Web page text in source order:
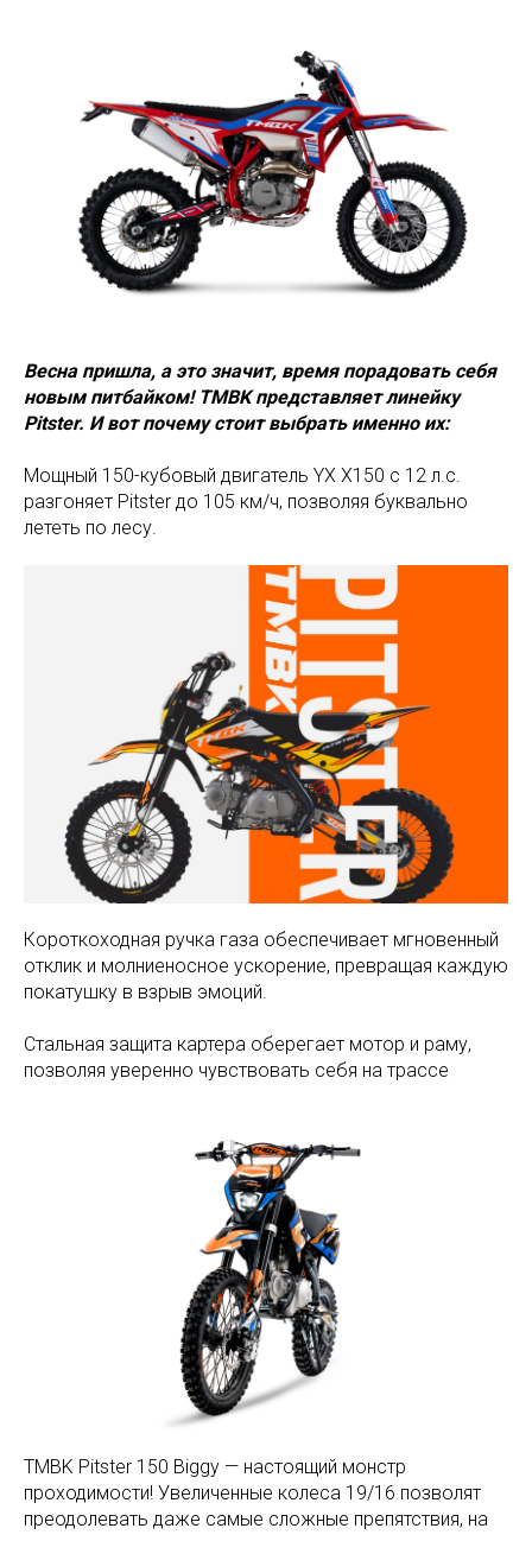
Весна пришла, а это значит, время порадовать себя
новым питбайком! TMBK представляет линейку
Pitster. И вот почему стоит выбрать именно их:
Мощный 150-кубовый двигатель YX X150 с 12 л.с.
разгоняет Pitster до 105 км/ч, позволяя буквально
лететь по лесу.
Короткоходная ручка газа обеспечивает мгновенный
отклик и молниеносное ускорение, превращая каждую
покатушку в взрыв эмоций.
Стальная защита картера оберегает мотор и раму,
позволяя уверенно чувствовать себя на трассе
TMBK Pitster 150 Biggy — настоящий монстр
проходимости! Увеличенные колеса 19/16 позволят
преодолевать даже самые сложные препятствия, на